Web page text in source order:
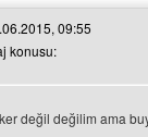
09:55
konusu:
değil değilim ama